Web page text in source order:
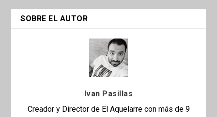
SOBRE EL AUTOR
Ivan Pasillas
Creador y Director de El Aquelarre con más de 9